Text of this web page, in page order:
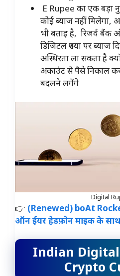
E Rupee का एक बड़ा
कोई ब्याज नहीं
भी बताइ है, रिजर्व बैंक
डिजिटल रुपया पर ब्याज
अस्थिरता ला सकता है
अकाउंट से पैसे निकाल
बदलने लगेंगे
Digital
👉 (Renewed) boAt
ऑन ईयर हेडफ़ोन माइक के
Indian
Crypto